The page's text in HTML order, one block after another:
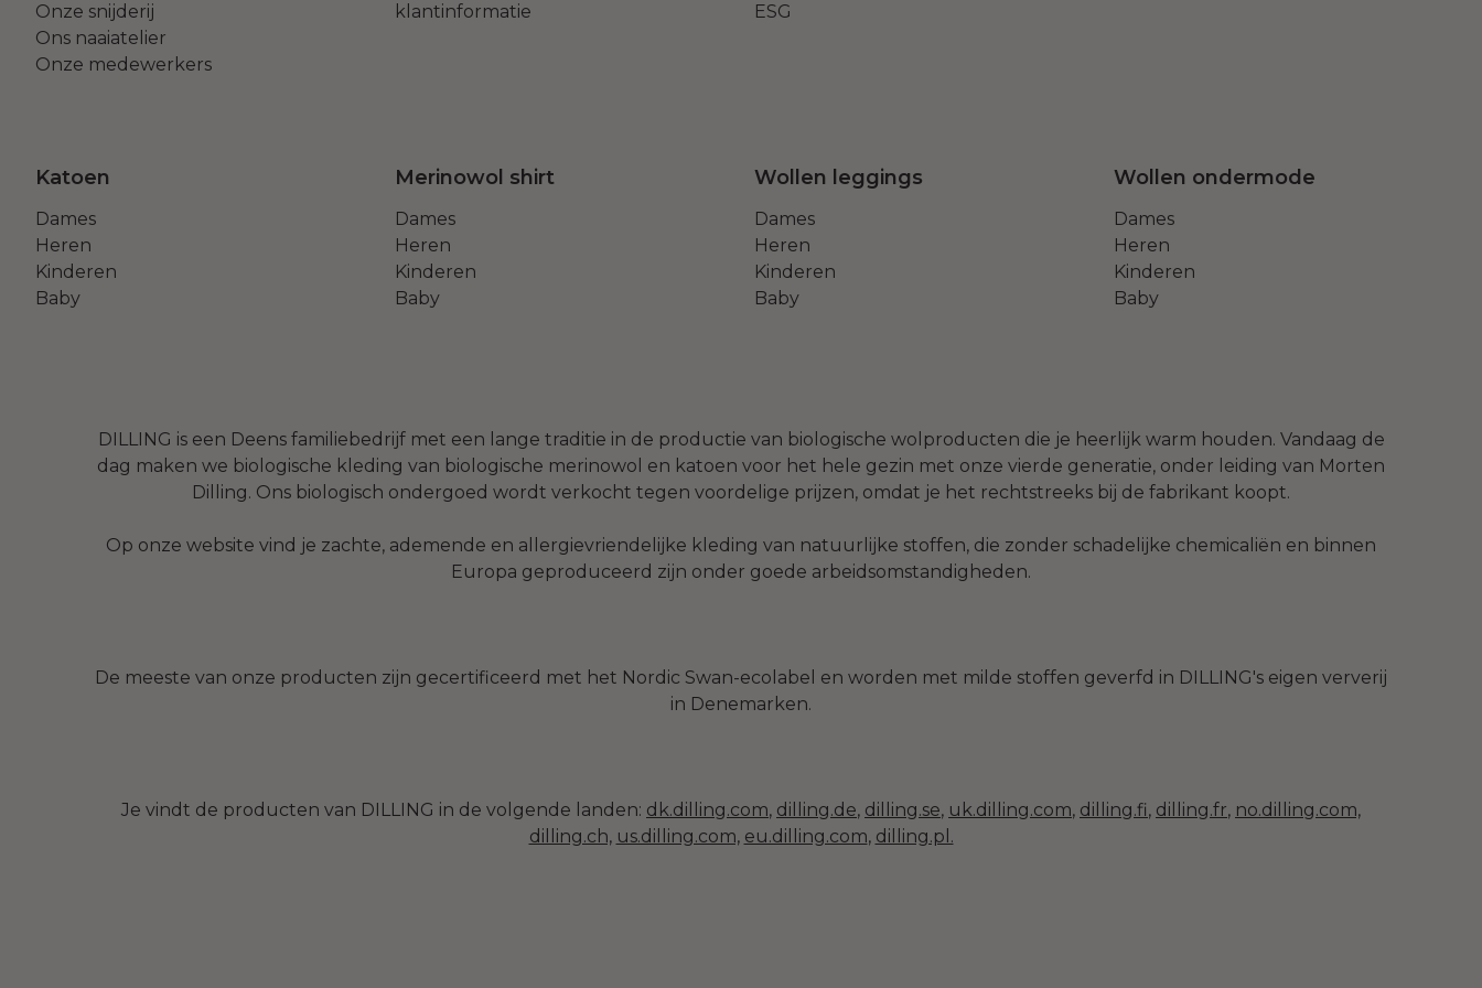
Onze snijderij
Ons naaiatelier
Onze medewerkers
klantinformatie
ESG
Katoen
Dames
Heren
Kinderen
Baby
Merinowol shirt
Dames
Heren
Kinderen
Baby
Wollen leggings
Dames
Heren
Kinderen
Baby
Wollen ondermode
Dames
Heren
Kinderen
Baby
DILLING is een Deens familiebedrijf met een lange traditie in de productie van biologische wolproducten die je heerlijk warm houden. Vandaag de
dag maken we biologische kleding van biologische merinowol en katoen voor het hele gezin met onze vierde generatie, onder leiding van Morten
Dilling. Ons biologisch ondergoed wordt verkocht tegen voordelige prijzen, omdat je het rechtstreeks bij de fabrikant koopt.
Op onze website vind je zachte, ademende en allergievriendelijke kleding van natuurlijke stoffen, die zonder schadelijke chemicaliën en binnen
Europa geproduceerd zijn onder goede arbeidsomstandigheden.
De meeste van onze producten zijn gecertificeerd met het Nordic Swan-ecolabel en worden met milde stoffen geverfd in DILLING's eigen ververij
in Denemarken.
Je vindt de producten van DILLING in de volgende landen: dk.dilling.com, dilling.de, dilling.se, uk.dilling.com, dilling.fi, dilling.fr, no.dilling.com,
dilling.ch, us.dilling.com, eu.dilling.com, dilling.pl.